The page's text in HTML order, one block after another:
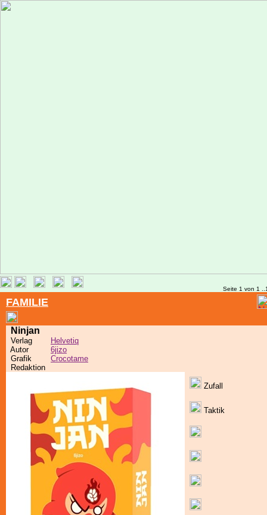
Seite 1 von 1
FAMILIE
Ninjan
Verlag
Helvetiq
Autor
6jizo
Grafik
Crocotame
Redaktion
Zufall
Taktik